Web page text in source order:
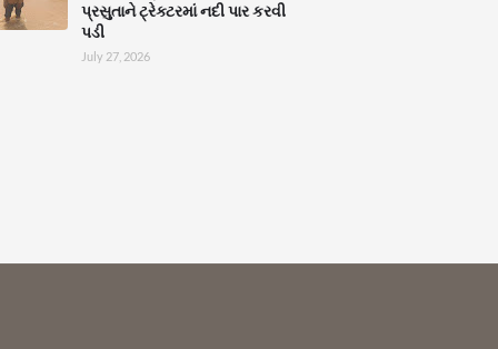
પ્રસુતાને ટ્રેક્ટરમાં નદી પાર કરવી
પડી
July 27, 2026